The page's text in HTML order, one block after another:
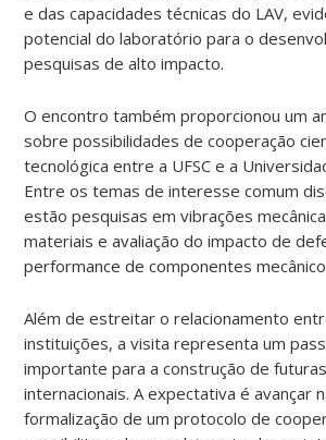
e das capacidades técnicas do LAV,
potencial do laboratório para o
pesquisas de alto impacto.
O encontro também proporcionou um
sobre possibilidades de cooperação
tecnológica entre a UFSC e a
Entre os temas de interesse comum
estão pesquisas em vibrações
materiais e avaliação do impacto de
performance de componentes
Além de estreitar o relacionamento
instituições, a visita representa um
importante para a construção de
internacionais. A expectativa é avançar
formalização de um protocolo de